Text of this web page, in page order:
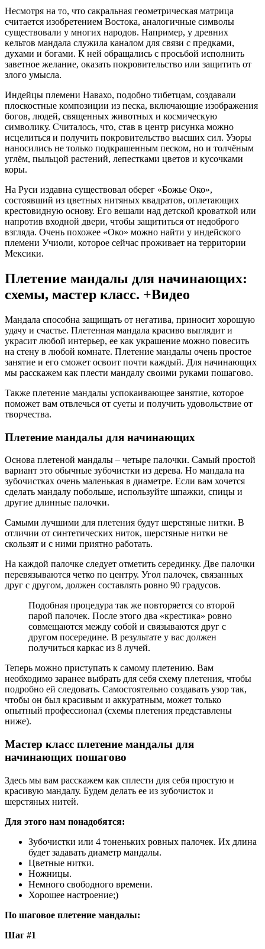
Несмотря на то, что сакральная геометрическая матрица
считается изобретением Востока, аналогичные символы
существовали у многих народов. Например, у древних
кельтов мандала служила каналом для связи с предками,
духами и богами. К ней обращались с просьбой исполнить
заветное желание, оказать покровительство или защитить от
злого умысла.
Индейцы племени Навахо, подобно тибетцам, создавали
плоскостные композиции из песка, включающие изображения
богов, людей, священных животных и космическую
символику. Считалось, что, став в центр рисунка можно
исцелиться и получить покровительство высших сил. Узоры
наносились не только подкрашенным песком, но и толчёным
углём, пыльцой растений, лепестками цветов и кусочками
коры.
На Руси издавна существовал оберег «Божье Око»,
состоявший из цветных нитяных квадратов, оплетающих
крестовидную основу. Его вешали над детской кроваткой или
напротив входной двери, чтобы защититься от недоброго
взгляда. Очень похожее «Око» можно найти у индейского
племени Учиоли, которое сейчас проживает на территории
Мексики.
Плетение мандалы для начинающих:
схемы, мастер класс. +Видео
Мандала способна защищать от негатива, приносит хорошую
удачу и счастье. Плетенная мандала красиво выглядит и
украсит любой интерьер, ее как украшение можно повесить
на стену в любой комнате. Плетение мандалы очень простое
занятие и его сможет освоит почти каждый. Для начинающих
мы расскажем как плести мандалу своими руками пошагово.
Также плетение мандалы успокаивающее занятие, которое
поможет вам отвлечься от суеты и получить удовольствие от
творчества.
Плетение мандалы для начинающих
Основа плетеной мандалы – четыре палочки. Самый простой
вариант это обычные зубочистки из дерева. Но мандала на
зубочистках очень маленькая в диаметре. Если вам хочется
сделать мандалу побольше, используйте шпажки, спицы и
другие длинные палочки.
Самыми лучшими для плетения будут шерстяные нитки. В
отличии от синтетических ниток, шерстяные нитки не
скользят и с ними приятно работать.
На каждой палочке следует отметить серединку. Две палочки
перевязываются четко по центру. Угол палочек, связанных
друг с другом, должен составлять ровно 90 градусов.
Подобная процедура так же повторяется со второй
парой палочек. После этого два «крестика» ровно
совмещаются между собой и связываются друг с
другом посередине. В результате у вас должен
получиться каркас из 8 лучей.
Теперь можно приступать к самому плетению. Вам
необходимо заранее выбрать для себя схему плетения, чтобы
подробно ей следовать. Самостоятельно создавать узор так,
чтобы он был красивым и аккуратным, может только
опытный профессионал (схемы плетения представлены
ниже).
Мастер класс плетение мандалы для
начинающих пошагово
Здесь мы вам расскажем как сплести для себя простую и
красивую мандалу. Будем делать ее из зубочисток и
шерстяных нитей.
Для этого нам понадобятся:
Зубочистки или 4 тоненьких ровных палочек. Их длина
будет задавать диаметр мандалы.
Цветные нитки.
Ножницы.
Немного свободного времени.
Хорошее настроение;)
По шаговое плетение мандалы:
Шаг #1